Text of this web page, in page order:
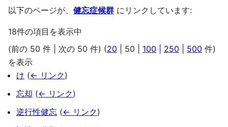
以下のページが、 健忘症候群 にリンクしています:
18件の項目を表示中
(前の 50 件 次の 50 件) (20 50 100 250 500 件)
を表示
け (← リンク)
忘却 (← リンク)
逆行性健忘 (← リンク)